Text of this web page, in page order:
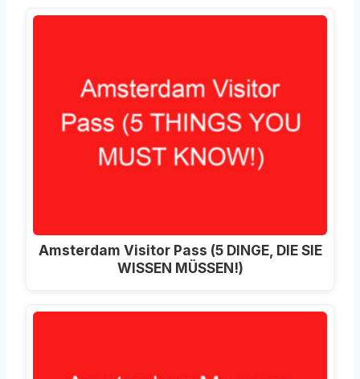
Amsterdam Visitor Pass (5 DINGE, DIE SIE
WISSEN MÜSSEN!)